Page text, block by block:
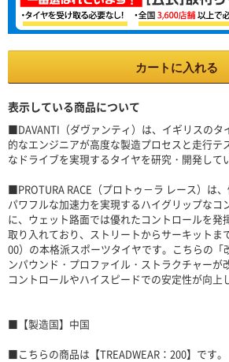
カートに入れる
表示している商品について
■DAVANTI（ダヴァンティ）は、イギリスのタ
的なエンジニアが高度な製造プロセスと走行テ
なドライブを実現するタイヤを研究・開発して
■PROTURA RACE（プロトゥ－ラ レース）は
パワフルな加速力を実現するハイグリップなコ
に、ウェット路面では優れたコントロールを発
取り入れており、ストリートからサーキットま
00）の本格派スポーツタイヤです。こちらの「
ンパウンド・プロファイル・ストラクチャーが
コントロールやハイスピードでの安定性が向上
■【製造国】中国
■こちらの商品は【TREADWEAR：200】です。